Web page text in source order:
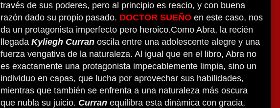
través de sus poderes, pero al principio es reacio, y con buena
razón dado su propio pasado. DOCTOR SUEÑO en este caso, nos
da un protagonista imperfecto pero heroico.Como Abra, la recién
llegada Kyliegh Curran oscila entre una adolescente alegre y una
fuerza vengativa de la naturaleza. Al igual que en el libro, Abra no
es exactamente una protagonista impecablemente limpia, sino un
individuo en capas, que lucha por aprovechar sus habilidades,
mientras que también se enfrenta a una naturaleza más oscura
que nubla su juicio. Curran equilibra esta dinámica con gracia,